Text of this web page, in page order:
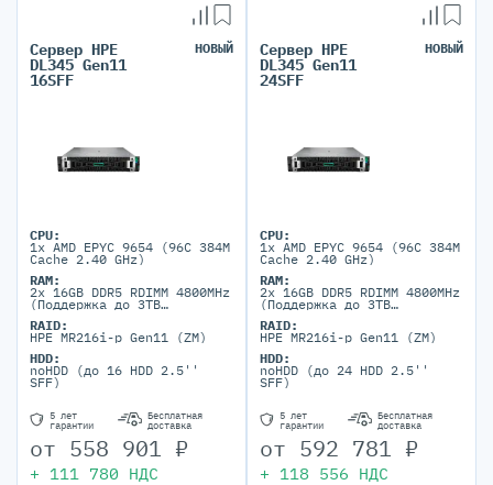
Сервер HPE
DL345 Gen11
16SFF
НОВЫЙ
CPU:
1x AMD EPYC 9654 (96C 384M
Cache 2.40 GHz)
RAM:
2x 16GB DDR5 RDIMM 4800MHz
(Поддержка до 3TB
портов)
RAID:
HPE MR216i-p Gen11 (ZM)
HDD:
noHDD (до 16 HDD 2.5''
SFF)
5 лет
гарантии
Бесплатная
доставка
от 558 901 ₽
+ 111 780 НДС
Сервер HPE
DL345 Gen11
24SFF
НОВЫЙ
CPU:
1x AMD EPYC 9654 (96C 384M
Cache 2.40 GHz)
RAM:
2x 16GB DDR5 RDIMM 4800MHz
(Поддержка до 3TB
портов)
RAID:
HPE MR216i-p Gen11 (ZM)
HDD:
noHDD (до 24 HDD 2.5''
SFF)
5 лет
гарантии
Бесплатная
доставка
от 592 781 ₽
+ 118 556 НДС